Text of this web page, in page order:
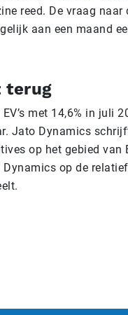
reed. De vraag
aan een maand
terug
met 14,6% in juli
Jato Dynamics
op het gebied van
op de